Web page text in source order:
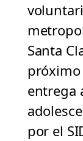
Santa
entrega
por el